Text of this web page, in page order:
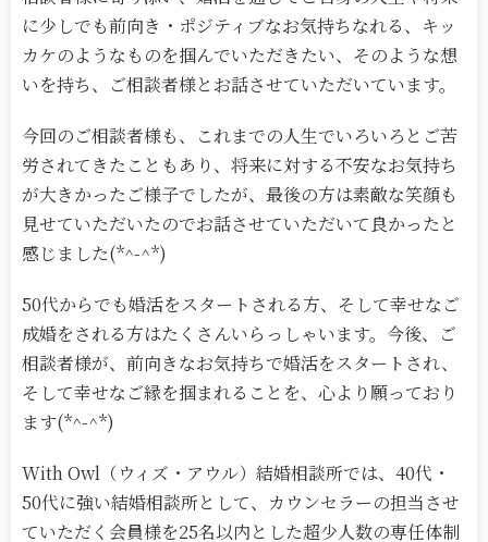
に少しでも前向き・ポジティブなお気持ちなれる、キッ
カケのようなものを掴んでいただきたい、そのような想
いを持ち、ご相談者様とお話させていただいています。
今回のご相談者様も、これまでの人生でいろいろとご苦
労されてきたこともあり、将来に対する不安なお気持ち
が大きかったご様子でしたが、最後の方は素敵な笑顔も
見せていただいたのでお話させていただいて良かったと
感じました(*^-^*)
50代からでも婚活をスタートされる方、そして幸せなご
成婚をされる方はたくさんいらっしゃいます。今後、ご
相談者様が、前向きなお気持ちで婚活をスタートされ、
そして幸せなご縁を掴まれることを、心より願っており
ます(*^-^*)
With Owl（ウィズ・アウル）結婚相談所では、40代・
50代に強い結婚相談所として、カウンセラーの担当させ
ていただく会員様を25名以内とした超少人数の専任体制